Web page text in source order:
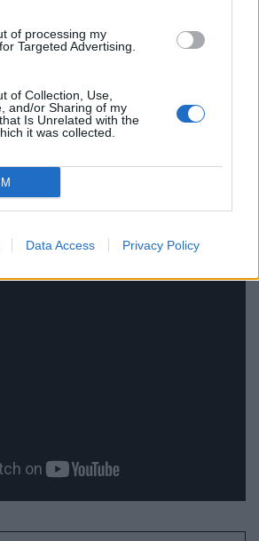
of processing my
Targeted Advertising.
of Collection, Use,
and/or Sharing of my
Is Unrelated with the
it was collected.
Data Access Privacy Policy